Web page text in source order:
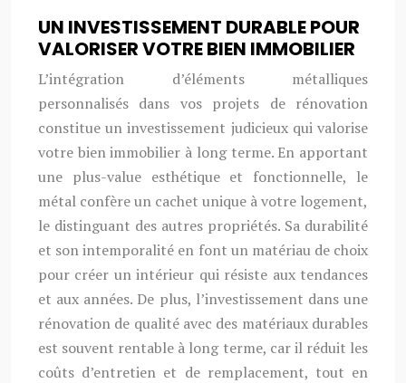
UN INVESTISSEMENT DURABLE POUR
VALORISER VOTRE BIEN IMMOBILIER
L’intégration d’éléments métalliques
personnalisés dans vos projets de rénovation
constitue un investissement judicieux qui valorise
votre bien immobilier à long terme. En apportant
une plus-value esthétique et fonctionnelle, le
métal confère un cachet unique à votre logement,
le distinguant des autres propriétés. Sa durabilité
et son intemporalité en font un matériau de choix
pour créer un intérieur qui résiste aux tendances
et aux années. De plus, l’investissement dans une
rénovation de qualité avec des matériaux durables
est souvent rentable à long terme, car il réduit les
coûts d’entretien et de remplacement, tout en